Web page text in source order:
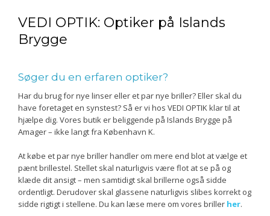
VEDI OPTIK: ​Optiker på Islands
Brygge
Søger du en erfaren optiker?
Har du brug for nye linser eller et par nye briller? Eller skal du
have foretaget en synstest? Så er vi hos VEDI OPTIK klar til at
hjælpe dig. Vores butik er beliggende på Islands Brygge på
Amager – ikke langt fra København K.
At købe et par nye briller handler om mere end blot at vælge et
pænt brillestel. Stellet skal naturligvis være flot at se på og
klæde dit ansigt – men samtidigt skal brillerne også sidde
ordentligt. Derudover skal glassene naturligvis slibes korrekt og
sidde rigtigt i stellene. Du kan læse mere om vores briller her.